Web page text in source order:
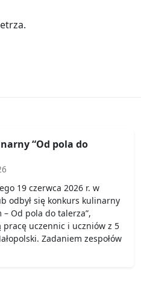
“Od pola do
19 czerwca 2026 r. w
odbył się konkurs kulinarny
– Od pola do talerza”,
uczennic i uczniów z 5
Zadaniem zespołów